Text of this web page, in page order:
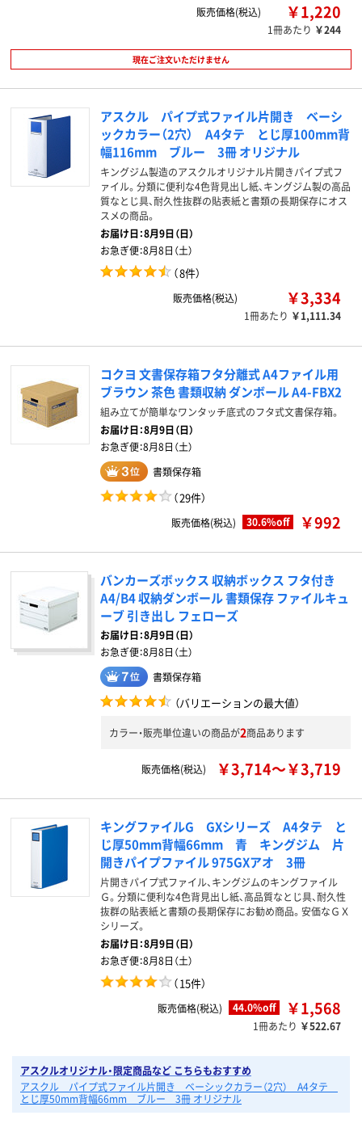
販売価格(税込)
￥1,220
1冊あたり ￥244
現在ご注文いただけません
アスクル パイプ式ファイル片開き ベーシ
ックカラー（2穴） A4タテ とじ厚100mm背
幅116mm ブルー 3冊 オリジナル
キングジム製造のアスクルオリジナル片開きパイプ式フ
ァイル。分類に便利な4色背見出し紙、キングジム製の高品
質なとじ具、耐久性抜群の貼表紙と書類の長期保存にオス
スメの商品。
お届け日：8月9日（日）
お急ぎ便：8月8日（土）
（8件）
販売価格(税込) ￥3,334
1冊あたり ￥1,111.34
コクヨ 文書保存箱フタ分離式 A4ファイル用
ブラウン 茶色 書類収納 ダンボール A4-FBX2
組み立てが簡単なワンタッチ底式のフタ式文書保存箱。
お届け日：8月9日（日）
お急ぎ便：8月8日（土）
書類保存箱
（29件）
販売価格(税込) 30.6%off ￥992
バンカーズボックス 収納ボックス フタ付き
A4/B4 収納ダンボール 書類保存 ファイルキュ
ーブ 引き出し フェローズ
お届け日：8月9日（日）
お急ぎ便：8月8日（土）
書類保存箱
（バリエーションの最大値）
カラー・販売単位違いの商品が2商品あります
販売価格(税込) ￥3,714～￥3,719
キングファイルG GXシリーズ A4タテ と
じ厚50mm背幅66mm 青 キングジム 片
開きパイプファイル 975GXアオ 3冊
片開きパイプ式ファイル、キングジムのキングファイル
Ｇ。分類に便利な4色背見出し紙、高品質なとじ具、耐久性
抜群の貼表紙と書類の長期保存にお勧め商品。安価なＧＸ
シリーズ。
お届け日：8月9日（日）
お急ぎ便：8月8日（土）
（15件）
販売価格(税込) 44.0%off ￥1,568
1冊あたり ￥522.67
アスクルオリジナル・限定商品など こちらもおすすめ
アスクル パイプ式ファイル片開き ベーシックカラー（2穴） A4タテ
とじ厚50mm背幅66mm ブルー 3冊 オリジナル